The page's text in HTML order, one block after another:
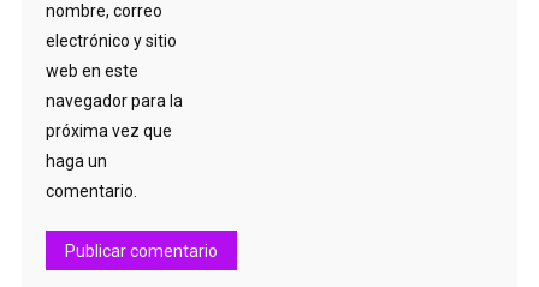
nombre, correo
electrónico y sitio
web en este
navegador para la
próxima vez que
haga un
comentario.